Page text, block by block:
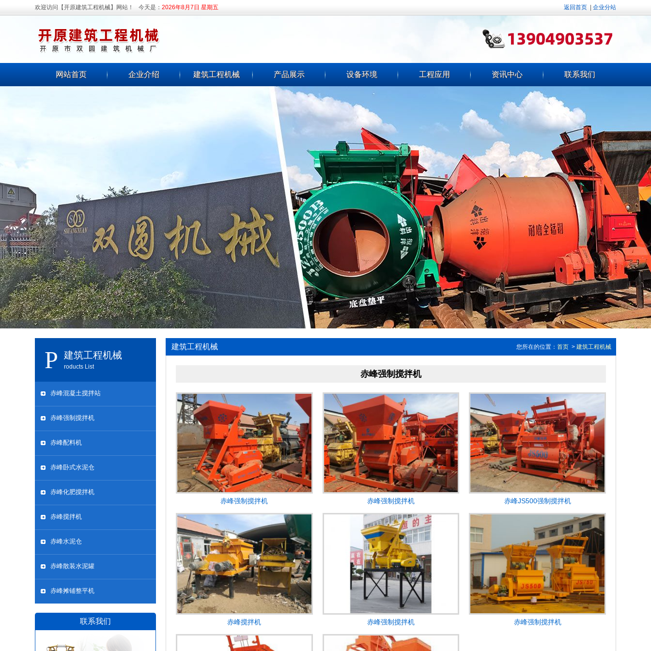
欢迎访问【开原建筑工程机械】网站！ 今天是： 2026年8月7日 星期五 返回首页 企业分站
网站首页 企业介绍 建筑工程机械 产品展示 设备环境 工程应用 资讯中心 联系我们
建筑工程机械
roducts List
赤峰混凝土搅拌站
赤峰强制搅拌机
赤峰配料机
赤峰卧式水泥仓
赤峰化肥搅拌机
赤峰搅拌机
赤峰水泥仓
赤峰散装水泥罐
赤峰摊铺整平机
联系我们
建筑工程机械 您所在的位置： 首页 > 建筑工程机械
赤峰强制搅拌机
赤峰强制搅拌机 赤峰强制搅拌机 赤峰JS500强制搅拌机
赤峰搅拌机 赤峰强制搅拌机 赤峰强制搅拌机